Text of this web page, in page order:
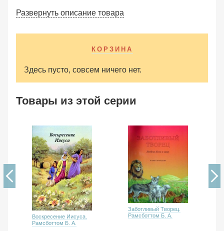
Развернуть описание товара
КОРЗИНА
Здесь пусто, совсем ничего нет.
Товары из этой серии
Воскресение Иисуса.
Рамсботтом Б. А.
Заботливый Творец.
Рамсботтом Б. А.